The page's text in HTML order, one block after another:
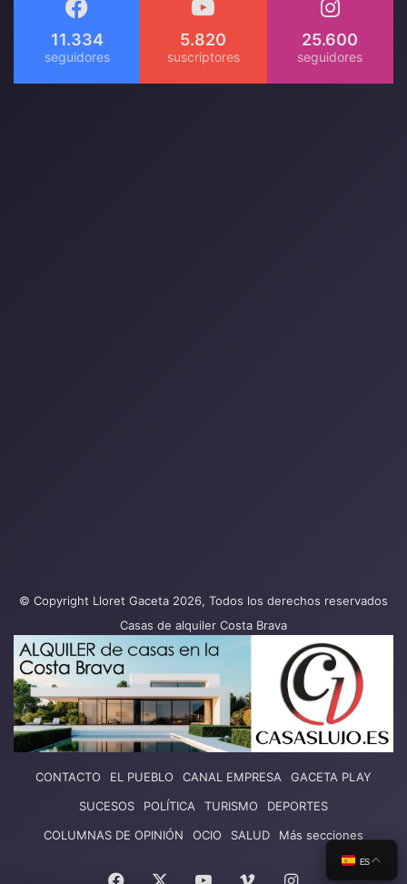
11.334 5.820 25.600
© Copyright Lloret Gaceta 2026, Todos los derechos reservados
Casas de alquiler Costa Brava
CONTACTO EL PUEBLO CANAL EMPRESA
GACETA PLAY
SUCESOS
POLÍTICA TURISMO
DEPORTES
COLUMNAS DE OPINIÓN
OCIO SALUD Más secciones
Facebook YouTubeVimeoInstagram
ES